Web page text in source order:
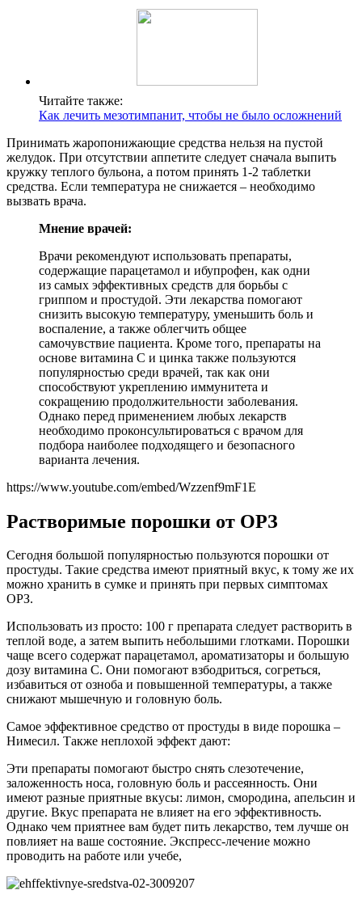
Читайте также:
Как лечить мезотимпанит, чтобы не было осложнений
Принимать жаропонижающие средства нельзя на пустой
желудок. При отсутствии аппетите следует сначала выпить
кружку теплого бульона, а потом принять 1-2 таблетки
средства. Если температура не снижается – необходимо
вызвать врача.
Мнение врачей:
Врачи рекомендуют использовать препараты,
содержащие парацетамол и ибупрофен, как одни
из самых эффективных средств для борьбы с
гриппом и простудой. Эти лекарства помогают
снизить высокую температуру, уменьшить боль и
воспаление, а также облегчить общее
самочувствие пациента. Кроме того, препараты на
основе витамина С и цинка также пользуются
популярностью среди врачей, так как они
способствуют укреплению иммунитета и
сокращению продолжительности заболевания.
Однако перед применением любых лекарств
необходимо проконсультироваться с врачом для
подбора наиболее подходящего и безопасного
варианта лечения.
https://www.youtube.com/embed/Wzzenf9mF1E
Растворимые порошки от ОРЗ
Сегодня большой популярностью пользуются порошки от
простуды. Такие средства имеют приятный вкус, к тому же их
можно хранить в сумке и принять при первых симптомах
ОРЗ.
Использовать из просто: 100 г препарата следует растворить в
теплой воде, а затем выпить небольшими глотками. Порошки
чаще всего содержат парацетамол, ароматизаторы и большую
дозу витамина С. Они помогают взбодриться, согреться,
избавиться от озноба и повышенной температуры, а также
снижают мышечную и головную боль.
Самое эффективное средство от простуды в виде порошка –
Нимесил. Также неплохой эффект дают:
Эти препараты помогают быстро снять слезотечение,
заложенность носа, головную боль и рассеянность. Они
имеют разные приятные вкусы: лимон, смородина, апельсин и
другие. Вкус препарата не влияет на его эффективность.
Однако чем приятнее вам будет пить лекарство, тем лучше он
повлияет на ваше состояние. Экспресс-лечение можно
проводить на работе или учебе,